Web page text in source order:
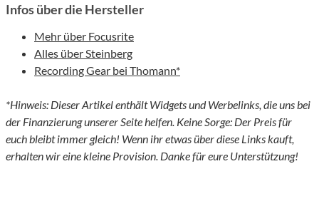
Infos über die Hersteller
Mehr über Focusrite
Alles über Steinberg
Recording Gear bei Thomann*
*Hinweis: Dieser Artikel enthält Widgets und Werbelinks, die uns bei
der Finanzierung unserer Seite helfen. Keine Sorge: Der Preis für
euch bleibt immer gleich! Wenn ihr etwas über diese Links kauft,
erhalten wir eine kleine Provision. Danke für eure Unterstützung!